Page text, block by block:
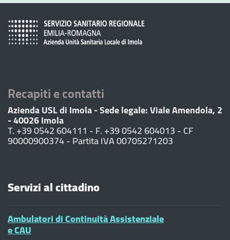
Recapiti e contatti
Azienda USL di Imola - Sede legale: Viale Amendola, 2
- 40026 Imola
T. +39 0542 604111 - F. +39 0542 604013 - CF
90000900374 - Partita IVA 00705271203
Servizi al cittadino
Ambulatori di Continuità Assistenziale
e CAU